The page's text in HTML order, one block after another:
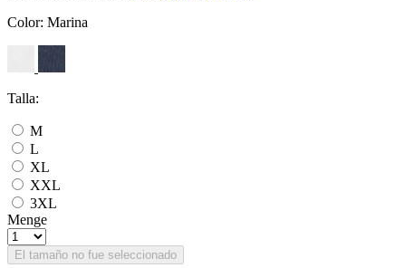
Color: Marina
Talla:
M
L
XL
XXL
3XL
Menge
El tamaño no fue seleccionado